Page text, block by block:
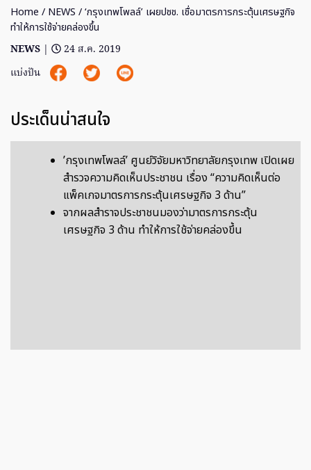
Home / NEWS / ‘กรุงเทพโพลล์’ เผยปชช. เชื่อมาตรการกระตุ้นเศรษฐกิจ
ทำให้การใช้จ่ายคล่องขึ้น
NEWS |
24 ส.ค. 2019
แบ่งปัน
ประเด็นน่าสนใจ
’กรุงเทพโพลล์’ ศูนย์วิจัยมหาวิทยาลัยกรุงเทพ เปิดเผย
สำรวจความคิดเห็นประชาชน เรื่อง “ความคิดเห็นต่อ
แพ็คเกจมาตรการกระตุ้นเศรษฐกิจ 3 ด้าน”
จากผลสำราจประชาชนมองว่ามาตรการกระตุ้น
เศรษฐกิจ 3 ด้าน ทำให้การใช้จ่ายคล่องขึ้น